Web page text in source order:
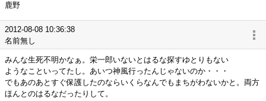
鹿野
2012-08-08 10:36:38
名前無し
みんな生死不明かなぁ。栄一郎いないとはるな探すゆとりもない
ようなこといってたし。あいつ神風行ったんじゃないのか・・・
でもあのあとすぐ保護したのならいくらなんでもまちがわないかと。両方
ほんとのはるなだったりして。